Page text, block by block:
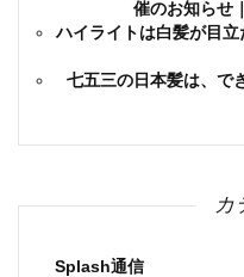
催のお知らせ
ハイライトは白髪が目
七五三の日本髪は、
カ
Splash通信